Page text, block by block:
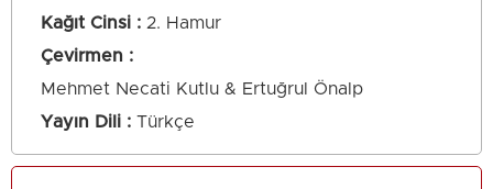
Kağıt Cinsi
2. Hamur
Çevirmen
Mehmet Necati Kutlu & Ertuğrul Önalp
Yayın Dili
Türkçe